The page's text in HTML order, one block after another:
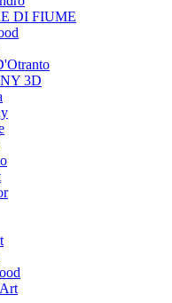
DI FIUME
3D